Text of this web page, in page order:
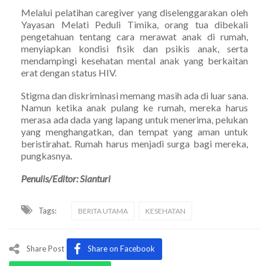
Melalui pelatihan caregiver yang diselenggarakan oleh
Yayasan Melati Peduli Timika, orang tua dibekali
pengetahuan tentang cara merawat anak di rumah,
menyiapkan kondisi fisik dan psikis anak, serta
mendampingi kesehatan mental anak yang berkaitan
erat dengan status HIV.
Stigma dan diskriminasi memang masih ada di luar sana.
Namun ketika anak pulang ke rumah, mereka harus
merasa ada dada yang lapang untuk menerima, pelukan
yang menghangatkan, dan tempat yang aman untuk
beristirahat. Rumah harus menjadi surga bagi mereka,
pungkasnya.
Penulis/Editor: Sianturi
Tags: BERITA UTAMA KESEHATAN
Share Post Share on Facebook